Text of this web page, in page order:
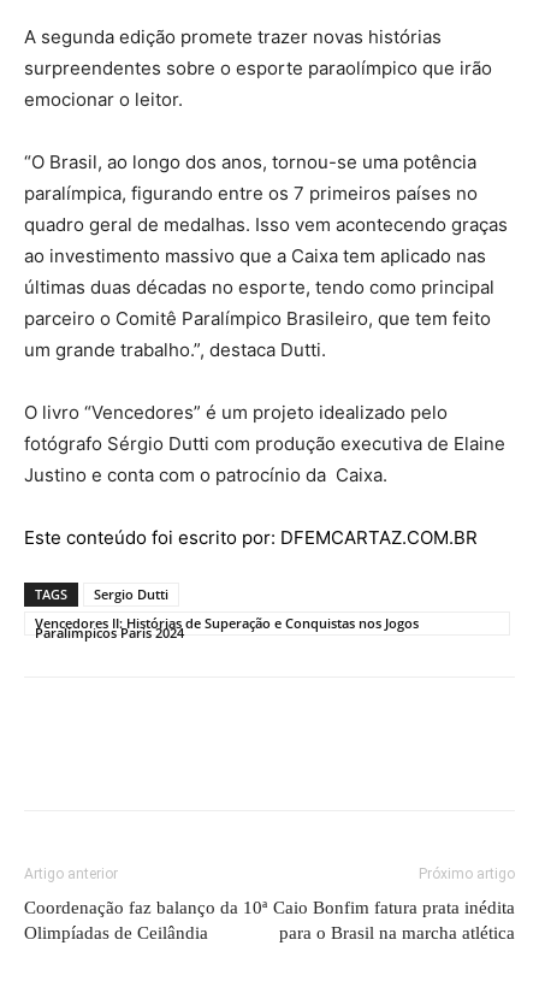
A segunda edição promete trazer novas histórias
surpreendentes sobre o esporte paraolímpico que irão
emocionar o leitor.
“O Brasil, ao longo dos anos, tornou-se uma potência
paralímpica, figurando entre os 7 primeiros países no
quadro geral de medalhas. Isso vem acontecendo graças
ao investimento massivo que a Caixa tem aplicado nas
últimas duas décadas no esporte, tendo como principal
parceiro o Comitê Paralímpico Brasileiro, que tem feito
um grande trabalho.”, destaca Dutti.
O livro “Vencedores” é um projeto idealizado pelo
fotógrafo Sérgio Dutti com produção executiva de Elaine
Justino e conta com o patrocínio da Caixa.
Este conteúdo foi escrito por: DFEMCARTAZ.COM.BR
TAGS
Sergio Dutti
Vencedores II: Histórias de Superação e Conquistas nos Jogos
Paralímpicos Paris 2024
Artigo anterior
Coordenação faz balanço da 10ª
Olimpíadas de Ceilândia
Próximo artigo
Caio Bonfim fatura prata inédita
para o Brasil na marcha atlética